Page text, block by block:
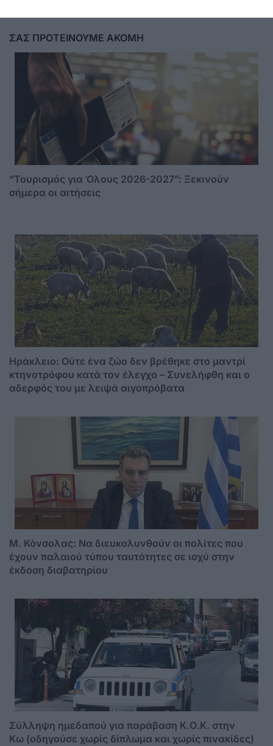
ΣΑΣ ΠΡΟΤΕΙΝΟΥΜΕ ΑΚΟΜΗ
“Τουρισμός για Όλους 2026-2027”: Ξεκινούν
σήμερα οι αιτήσεις
Ηράκλειο: Ούτε ένα ζώο δεν βρέθηκε στο μαντρί
κτηνοτρόφου κατά τον έλεγχο – Συνελήφθη και ο
αδερφός του με λειψά αιγοπρόβατα
Μ. Κόνσολας: Να διευκολυνθούν οι πολίτες που
έχουν παλαιού τύπου ταυτότητες σε ισχύ στην
έκδοση διαβατηρίου
Σύλληψη ημεδαπού για παράβαση Κ.Ο.Κ. στην
Κω (οδηγούσε χωρίς δίπλωμα και χωρίς πινακίδες)